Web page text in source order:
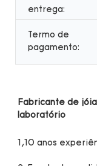
entrega:
Termo de
pagamento:
Fabricante de